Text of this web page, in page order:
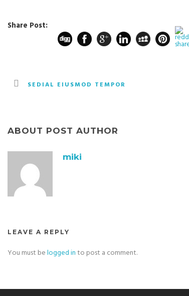
Share Post:
SEDIAL EIUSMOD TEMPOR
ABOUT POST AUTHOR
miki
LEAVE A REPLY
You must belogged into post a comment.